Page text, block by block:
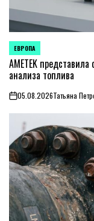
ОПУБЛИКОВАНО
В
ЕВРОПА
AMETEK
анализа топлива
on05.08.2026Татьяна